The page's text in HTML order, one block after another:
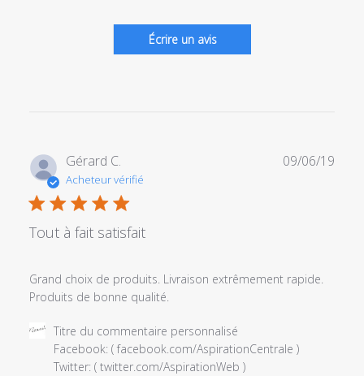
Écrire un avis
Gérard C.
Acheteur vérifié
Tout à fait satisfait
Grand choix de produits. Livraison extrêmement rapide.
Produits de bonne qualité.
Commentaires
propriétaire
Titre du commentaire personnalisé
Facebook: ( facebook.com/AspirationCentrale )
Twitter: ( twitter.com/AspirationWeb )
09/06/19